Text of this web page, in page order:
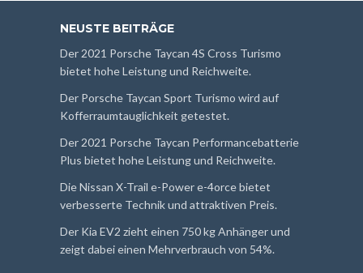
NEUSTE BEITRÄGE
Der 2021 Porsche Taycan 4S Cross Turismo
bietet hohe Leistung und Reichweite.
Der Porsche Taycan Sport Turismo wird auf
Kofferraumtauglichkeit getestet.
Der 2021 Porsche Taycan Performancebatterie
Plus bietet hohe Leistung und Reichweite.
Die Nissan X-Trail e-Power e-4orce bietet
verbesserte Technik und attraktiven Preis.
Der Kia EV2 zieht einen 750 kg Anhänger und
zeigt dabei einen Mehrverbrauch von 54%.